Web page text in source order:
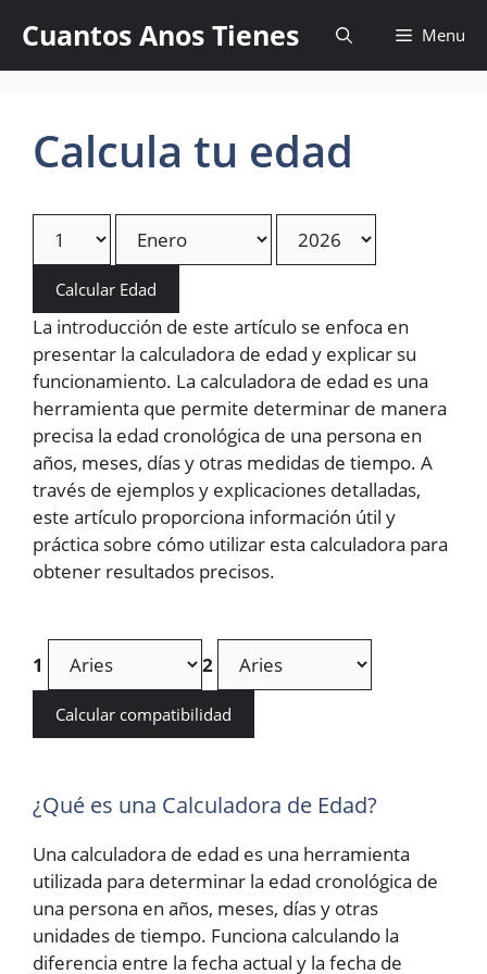
content
Cuantos Anos Tienes Menu
Calcula tu edad
Calcular Edad
La introducción de este artículo se enfoca en
presentar la calculadora de edad y explicar su
funcionamiento. La calculadora de edad es una
herramienta que permite determinar de manera
precisa la edad cronológica de una persona en
años, meses, días y otras medidas de tiempo. A
través de ejemplos y explicaciones detalladas,
este artículo proporciona información útil y
práctica sobre cómo utilizar esta calculadora para
obtener resultados precisos.
1 2
Calcular compatibilidad
¿Qué es una Calculadora de Edad?
Una calculadora de edad es una herramienta
utilizada para determinar la edad cronológica de
una persona en años, meses, días y otras
unidades de tiempo. Funciona calculando la
diferencia entre la fecha actual y la fecha de